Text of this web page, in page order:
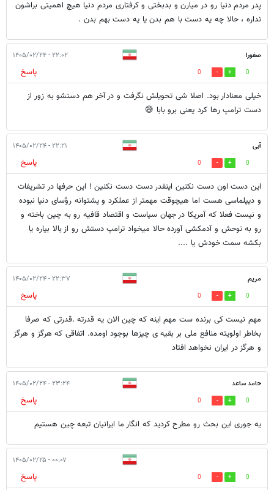
پدر مردم دنیا رو در میارن و بدبختی و کرفتاری مردم دنیا هیچ اهمیتی براشون
نداره ، حالا چه یه دست با هم بدن یا یه دست بهم بدن .
صفورا ۲۲:۰۲ - ۱۴۰۵/۰۲/۲۴
0
0
پاسخ
خیلی معنادار بود. اصلا شی تحویلش نگرفت و در آخر هم دستشو به زور از
دست ترامپ رها کرد یعنی برو بابا 😅
آبی ۲۲:۲۱ - ۱۴۰۵/۰۲/۲۴
0
0
پاسخ
این دست اون دست نکنین اینقدر دست دست نکنین ! این حرفها در تشریفات
و دیپلماسی هست اما هیچوقت مهمتر از عملکرد و پشتوانه روٌسای دنیا نبوده
و نیست فعلا که آمریکا در جهان سیاست و اقتصاد قافیه رو به چین باخته و
رو به توحش و آدمکشی آورده حالا میخواد ترامپ دستش رو از بالا بیاره یا
بکشه سمت خودش یا ....
‌مریم ۲۲:۳۷ - ۱۴۰۵/۰۲/۲۴
0
0
پاسخ
مهم نیست کی برنده ست مهم اینه که چین الان یه قدرته .قدرتی که صرفا
بخاطر اولویته منافع ملی بر بقیه ی چیزها بوجود اومده. اتفاقی که هرگز و هرگز
و هرگز در ایران نخواهد افتاد
حامد ساعد ۲۳:۲۴ - ۱۴۰۵/۰۲/۲۴
0
0
پاسخ
یه جوری این بحث رو مطرح کردید که انگار ما ایرانیان تبعه چین هستیم
۰۰:۰۷ - ۱۴۰۵/۰۲/۲۵
0
0
پاسخ